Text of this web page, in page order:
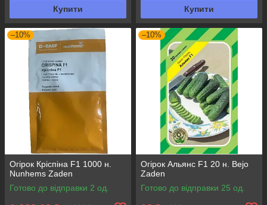
Купити Купити
–10%
Огірок Кріспіна F1 1000 н.
Nunhems Zaden
Готово до відправки 2 од.
–10%
Огірок Альянс F1 20 н. Bejo
Zaden
Готово до відправки 25 од.